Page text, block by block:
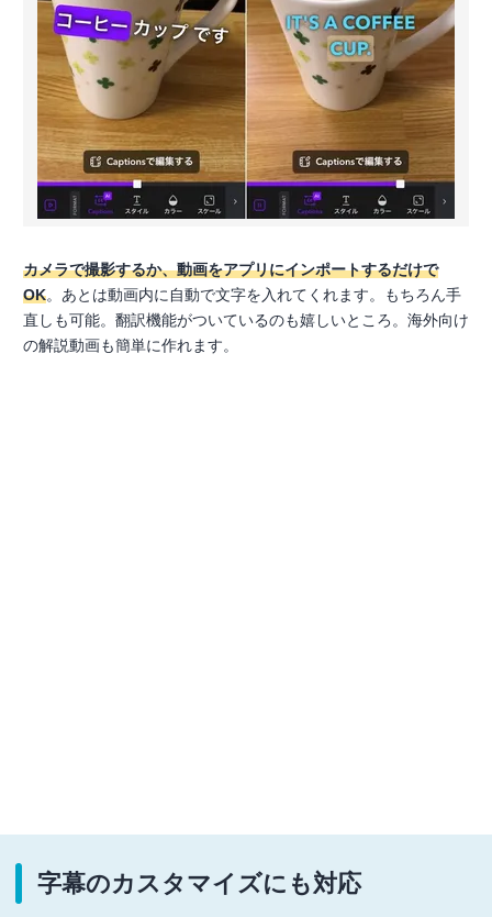
カメラで撮影するか、動画をアプリにインポートするだけで
OK。あとは動画内に自動で文字を入れてくれます。もちろん手
直しも可能。翻訳機能がついているのも嬉しいところ。海外向け
の解説動画も簡単に作れます。
字幕のカスタマイズにも対応